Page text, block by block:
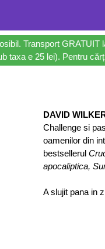
Transport
taxa e 25 lei). Pentru
DAVID
Challenge si
oamenilor din
bestsellerul
apocaliptica,
A slujit pana in